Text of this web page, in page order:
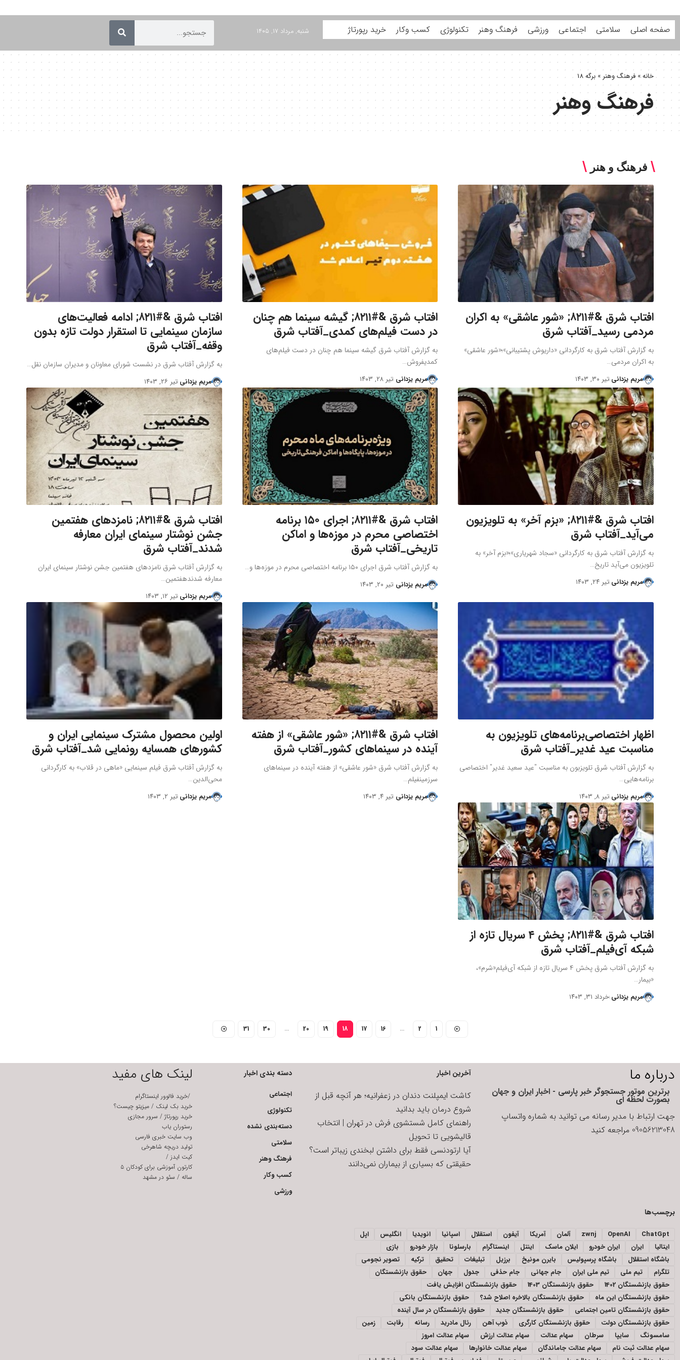
صفحه اصلی سلامتی اجتماعی ورزشی فرهنگ وهنر تکنولوژی کسب وکار خرید رپورتاژ شنبه, مرداد ۱۷, ۱۴۰۵
خانه» فرهنگ وهنر» برگه 18
فرهنگ وهنر
فرهنگ و هنر
افتاب شرق &#۸۲۱۱; «شور عاشقی» به اکران
مردمی رسید_آفتاب شرق
به گزارش آفتاب شرق به کارگردانی «داریوش پشتیبانی»؛«شور عاشقی»
به اکران مردمی…
مریم یزدانی تیر ۳۰, ۱۴۰۳
افتاب شرق &#۸۲۱۱; گیشه سینما هم چنان
در دست فیلم‌های کمدی_آفتاب شرق
به گزارش آفتاب شرق گیشه سینما هم چنان در دست فیلم‌های
کمدیفروش…
مریم یزدانی تیر ۲۸, ۱۴۰۳
افتاب شرق &#۸۲۱۱; ادامه فعالیت‌های
سازمان سینمایی تا استقرار دولت تازه بدون
وقفه_آفتاب شرق
به گزارش آفتاب شرق در نشست شورای معاونان و مدیران سازمان نقل…
مریم یزدانی تیر ۲۶, ۱۴۰۳
افتاب شرق &#۸۲۱۱; «بزم آخر» به تلویزیون
می‌آید_آفتاب شرق
به گزارش آفتاب شرق به کارگردانی «سجاد شهریاری»؛«بزم آخر» به
تلویزیون می‌آید تاريخ…
مریم یزدانی تیر ۲۴, ۱۴۰۳
افتاب شرق &#۸۲۱۱; اجرای ۱۵۰ برنامه
اختصاصی محرم در موزه‌ها و اماکن
تاریخی_آفتاب شرق
به گزارش آفتاب شرق اجرای ۱۵۰ برنامه اختصاصی محرم در موزه‌ها و…
مریم یزدانی تیر ۲۰, ۱۴۰۳
افتاب شرق &#۸۲۱۱; نامزدهای هفتمین
جشن نوشتار سینمای ایران معارفه
شدند_آفتاب شرق
به گزارش آفتاب شرق نامزدهای هفتمین جشن نوشتار سینمای ایران
معارفه شدندهفتمین…
مریم یزدانی تیر ۱۲, ۱۴۰۳
اظهار اختصاصی‌برنامه‌های تلویزیون به
مناسبت عید غدیر_آفتاب شرق
به گزارش آفتاب شرق تلویزبون به مناسبت "عید سعید غدیر" اختصاصی
برنامه‌هایی…
مریم یزدانی تیر ۸, ۱۴۰۳
افتاب شرق &#۸۲۱۱; «شور عاشقی» از هفته
آینده در سینماهای کشور_آفتاب شرق
به گزارش آفتاب شرق «شور عاشقی» از هفته آینده در سینماهای
سرزمینفیلم…
مریم یزدانی تیر ۴, ۱۴۰۳
اولین محصول مشترک سینمایی ایران و
کشورهای همسایه رونمایی شد_آفتاب شرق
به گزارش آفتاب شرق فیلم سینمایی «ماهی در قلاب» به کارگردانی
محی‌الدین…
مریم یزدانی تیر ۲, ۱۴۰۳
افتاب شرق &#۸۲۱۱; پخش ۴ سریال تازه از
شبکه آی‌فیلم_آفتاب شرق
به گزارش آفتاب شرق پخش ۴ سریال تازه از شبکه آی‌فیلم«شرم»،
«بیمار…
مریم یزدانی خرداد ۳۱, ۱۴۰۳
1
2
…
16
17
18
19
20
…
30
31
درباره ما
برترین موتور جستجوگر خبر پارسی - اخبار ایران و جهان
بصورت لحظه ای
جهت ارتباط با مدیر رسانه می توانید به شماره واتساپ
09056213048 مراجعه کنید
آخرین اخبار
کاشت ایمپلنت دندان در زعفرانیه؛ هر آنچه قبل از
شروع درمان باید بدانید
راهنمای کامل شستشوی فرش در تهران | انتخاب
قالیشویی تا تحویل
آیا ارتودنسی فقط برای داشتن لبخندی زیباتر است؟
حقیقتی که بسیاری از بیماران نمی‌دانند
دسته بندی اخبار
اجتماعی
تکنولوژی
دسته‌بندی نشده
سلامتی
فرهنگ وهنر
کسب وکار
ورزشی
لینک های مفید
/خرید فالوور اینستاگرام
خرید بک لینک / میزیتو چیست؟
خرید رپورتاژ/ سرور مجازی
رستوران یاب
وب سایت خبری فارسی
تولید دریچه شاهرخی
کیت ایدز /
کارتون آموزشی برای کودکان ۵
ساله / سئو در مشهد
برچسب‌ها
ChatGpt
OpenAI
zwnj آلمان آمریکا آیفون استقلال اسپانیا انویدیا انگلیس
اپل
ایتالیا
ایران ایران خودرو ایلان ماسک اینتل اینستاگرام بارسلونا بازار خودرو
بازی
باشگاه استقلال
باشگاه پرسپولیس بایرن مونیخ برزیل تبلیغات تحقیق ترکیه
تصویر نجومی
تلگرام
تیم ملی تیم ملی ایران جام جهانی جام حذفی جدول جهان
حقوق بازنشستگان
حقوق بازنشستگان 1402
حقوق بازنشستگان 1403
حقوق بازنشستگان افزایش یافت
حقوق بازنشستگان این ماه
حقوق بازنشستگان بالاخره اصلاح شد؟
حقوق بازنشستگان بانکی
حقوق بازنشستگان تامین اجتماعی
حقوق بازنشستگان جدید
حقوق بازنشستگان در سال آینده
حقوق بازنشستگان دولت
حقوق بازنشستگان کارگری ذوب آهن رئال مادرید رسانه رقابت
زمین
سامسونگ
سایپا سرطان سهام عدالت سهام عدالت ارزش
سهام عدالت امروز
سهام عدالت ثبت نام
سهام عدالت جاماندگان سهام عدالت خانوارها
سهام عدالت سود